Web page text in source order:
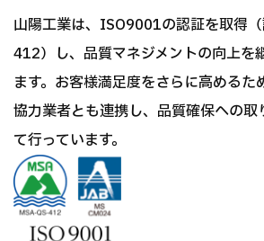
山陽工業は、ISO9001の認証を取得
412）し、品質マネジメントの向上を
ます。お客様満足度をさらに高めるた
協力業者とも連携し、品質確保への取
て行っています。